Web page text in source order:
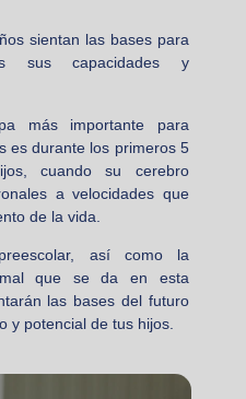
sientan las bases para
sus capacidades y
más importante para
es durante los primeros 5
cuando su cerebro
a velocidades que
de la vida.
así como la
que se da en esta
las bases del futuro
y potencial de tus hijos.